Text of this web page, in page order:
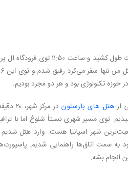
تکنولوژی بود و هر دو مجرد بودیم.
ازهتل های بارسلون
در
توی مسیر شهری نسبتاً شلوغ اما با
شهر اسپانیا هست. وارد هتل
به سمت اتاق‌ها راهنمایی شدیم.
انجام بشه.